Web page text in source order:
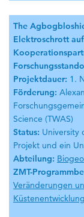
The
Elektroschrott
Projektdauer: 1.
Förderung:
Science (TWAS)
Status: University
Projekt und ein
Abteilung:
ZMT-
Veränderungen